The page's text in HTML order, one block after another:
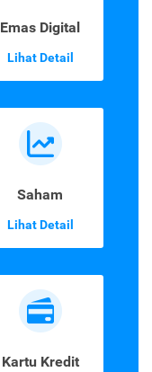
Emas Digital
Lihat Detail
Saham
Lihat Detail
Kartu Kredit